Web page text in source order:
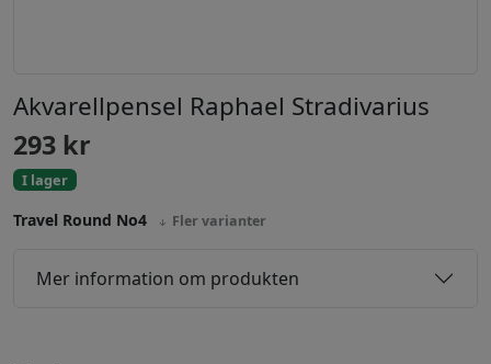
Akvarellpensel Raphael Stradivarius
293 kr
I lager
Travel Round No4 Fler varianter
Mer information om produkten